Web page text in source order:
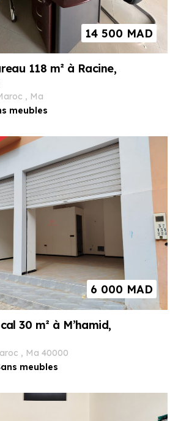
14 500 MAD
118 m² à Racine,
maroc ,
ma
meubles
6 000 MAD
30 m² à M’hamid,
maroc , ma
40000
meubles